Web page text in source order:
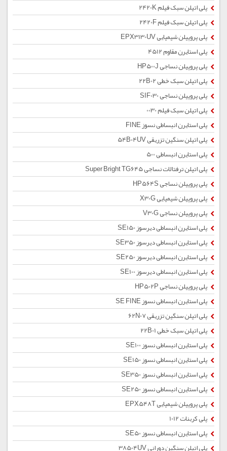
پلی اتیلن سبک فیلم 2420K
پلی اتیلن سبک فیلم 2420F
پلی پروپیلن شیمیایی EPX3130UV
پلی استایرن مقاوم 4512
پلی پروپیلن نساجی HP500J
پلی اتیلن سبک خطی 22B02
پلی پروپیلن نساجی SIF030
پلی اتیلن سبک فیلم 0030
پلی استایرن انبساطی نسوز FINE
پلی اتیلن سنگین تزریقی 54B04UV
پلی استایرن انبساطی 500
پلی اتیلن ترفتالات نساجی Super Bright TG645
پلی پروپیلن نساجی HP564S
پلی پروپیلن شیمیایی X30G
پلی پروپیلن نساجی V30G
پلی استایرن انبساطی دیرسوز SE150
پلی استایرن انبساطی دیرسوز SE350
پلی استایرن انبساطی دیرسوز SE250
پلی استایرن انبساطی دیرسوز SE100
پلی پروپیلن نساجی HP502P
پلی استایرن انبساطی نسوز SE FINE
پلی اتیلن سنگین تزریقی 62N07
پلی اتیلن سبک خطی 22B01
پلی استایرن انبساطی نسوز SE100
پلی استایرن انبساطی نسوز SE150
پلی استایرن انبساطی نسوز SE350
پلی استایرن انبساطی نسوز SE250
پلی پروپیلن شیمیایی EPX548T
پلی کربنات 1012
پلی استایرن انبساطی نسوز SE50
پلی اتیلن سنگین دورانی 38504UV